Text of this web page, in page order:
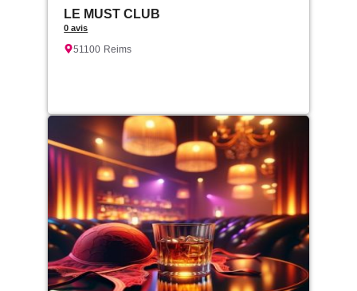
LE MUST CLUB
0 avis
51100 Reims